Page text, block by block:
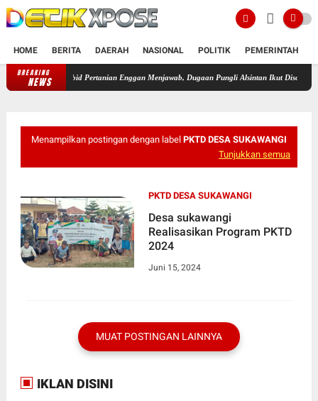
HOME BERITA DAERAH NASIONAL POLITIK PEMERINTAH
BREAKING
NEWS Misteri Dana Oplah dan Benih Jagung OKU Timur! Kabid Pertanian
Menampilkan postingan dengan label PKTD DESA SUKAWANGI
Tunjukkan semua
PKTD DESA SUKAWANGI
Desa sukawangi
Realisasikan Program PKTD
2024
Juni 15, 2024
MUAT POSTINGAN LAINNYA
IKLAN DISINI